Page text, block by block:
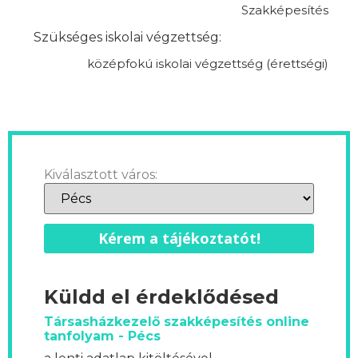
Szakképesítés
Szükséges iskolai végzettség:
középfokú iskolai végzettség (érettségi)
Kiválasztott város:
Kérem a tájékoztatót!
Küldd el érdeklődésed
Társasházkezelő szakképesítés online
tanfolyam - Pécs